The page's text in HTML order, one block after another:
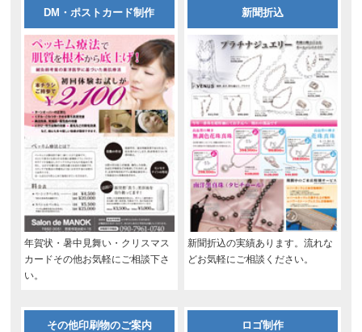
DM・ポストカード制作
年賀状・暑中見舞い・クリスマス
カードその他お気軽にご相談下さ
い。
新聞折込
新聞折込の実績あります。流れな
どお気軽にご相談ください。
その他印刷物のご案内 ロゴ制作